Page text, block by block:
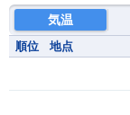
気温
順位 地点